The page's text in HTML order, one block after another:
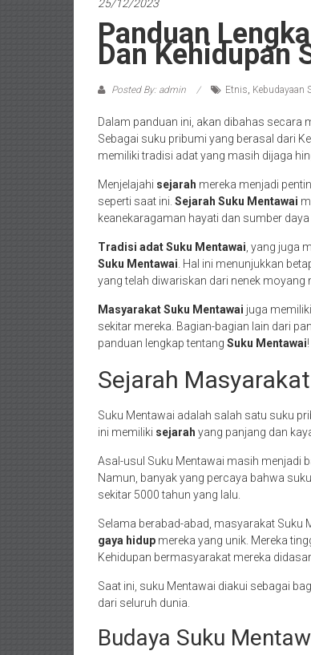
25/12/2023
Panduan
Dan Kehidupan
Posted By: admin Etnis, Kebudayaan
Dalam panduan ini, akan dibahas secara
Sebagai suku pribumi yang berasal dari
memiliki tradisi adat yang masih dijaga
Menjelajahi sejarah mereka menjadi
seperti saat ini. Sejarah Suku Mentawai
keanekaragaman hayati dan sumber daya
Tradisi adat Suku Mentawai , yang juga
Suku Mentawai . Hal ini menunjukkan
yang telah diwariskan dari nenek moyang
Masyarakat Suku Mentawai juga memiliki
sekitar mereka. Bagian-bagian lain dari
panduan lengkap tentang Suku Mentawai!
Sejarah
Suku Mentawai adalah salah satu suku
ini memiliki sejarah yang panjang dan
Asal-usul Suku Mentawai masih menjadi
Namun, banyak yang percaya bahwa
sekitar 5000 tahun yang lalu.
Selama berabad-abad, masyarakat Suku
gaya hidup mereka yang unik. Mereka
Kehidupan bermasyarakat mereka
Saat ini, suku Mentawai diakui sebagai
dari seluruh dunia.
Budaya Suku